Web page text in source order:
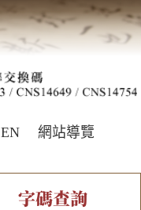
EN 網站導覽
字碼查詢